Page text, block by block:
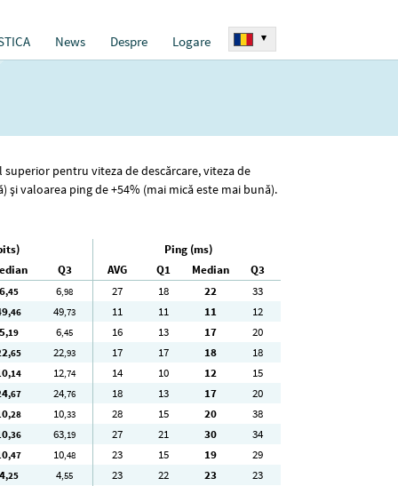
News Despre Logare ▾
pentru viteza de descărcare, viteza de
și valoarea ping de +54% (mai mică este mai bună).
Ping (ms)
Q3 AVG Q1 Median
Q3
6,45 6,98 27 18 22
33
,46 49,73 11 11 11
12
5,19 6,45 16 13 17
20
,65 22,93 17 17 18
18
,14 12,74 14 10 12
15
,67 24,76 18 13 17
20
,28 10,33 28 15 20
38
,36 63,19 27 21 30
34
,47 10,48 23 15 19
29
4,25 4,55 23 22 23
23